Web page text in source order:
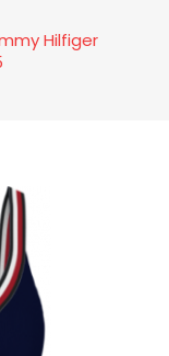
Hilfiger